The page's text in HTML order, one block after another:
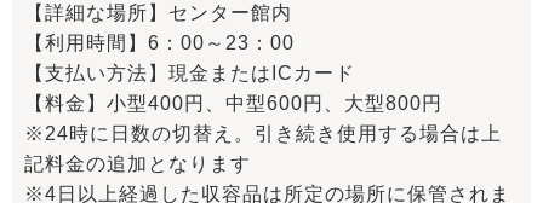
【詳細な場所】センター館内
【利用時間】6：00～23：00
【支払い方法】現金またはICカード
【料金】小型400円、中型600円、大型800円
※24時に日数の切替え。引き続き使用する場合は上
記料金の追加となります
※4日以上経過した収容品は所定の場所に保管されま